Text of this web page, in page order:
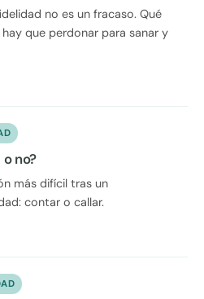
no es un fracaso. Qué
que perdonar para sanar y
no?
más difícil tras un
contar o callar.